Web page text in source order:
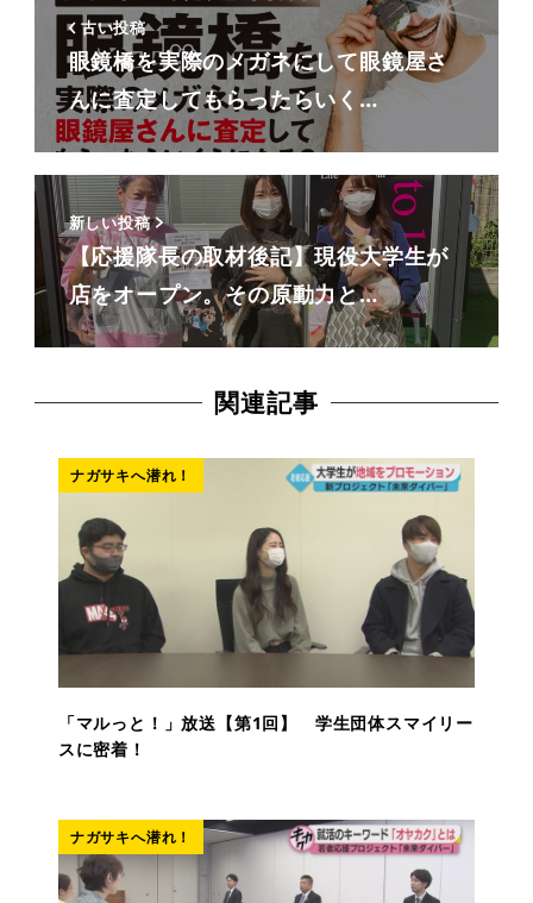
古い投稿
眼鏡橋を実際のメガネにして眼鏡屋さ
んに査定してもらったらいく…
新しい投稿
【応援隊長の取材後記】現役大学生が
店をオープン。その原動力と…
関連記事
ナガサキへ潜れ！
「マルっと！」放送【第1回】 学生団体スマイリー
スに密着！
ナガサキへ潜れ！